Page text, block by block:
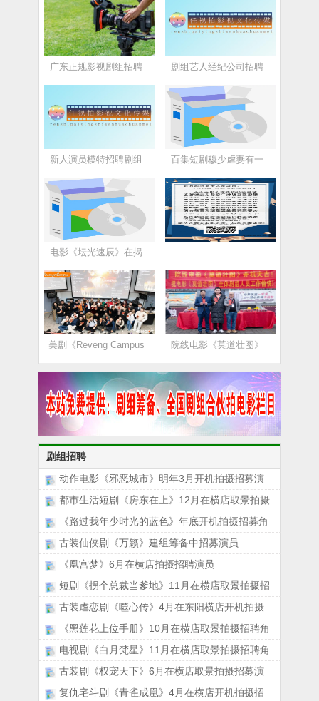
广东正规影视剧组招聘 剧组艺人经纪公司招聘
新人演员模特招聘剧组 百集短剧穆少虐妻有一
电影《坛光速辰》在揭
美剧《Reveng Campus 院线电影《莫道壮图》
剧组招聘
动作电影《邪恶城市》明年3月开机拍摄招募演
都市生活短剧《房东在上》12月在横店取景拍摄
《路过我年少时光的蓝色》年底开机拍摄招募角
古装仙侠剧《万籁》建组筹备中招募演员
《凰宫梦》6月在横店拍摄招聘演员
短剧《拐个总裁当爹地》11月在横店取景拍摄招
古装虐恋剧《噬心传》4月在东阳横店开机拍摄
《黑莲花上位手册》10月在横店取景拍摄招聘角
电视剧《白月梵星》11月在横店取景拍摄招聘角
古装剧《权宠天下》6月在横店取景拍摄招募演
复仇宅斗剧《青雀成凰》4月在横店开机拍摄招